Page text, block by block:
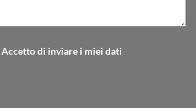
di inviare i miei dati